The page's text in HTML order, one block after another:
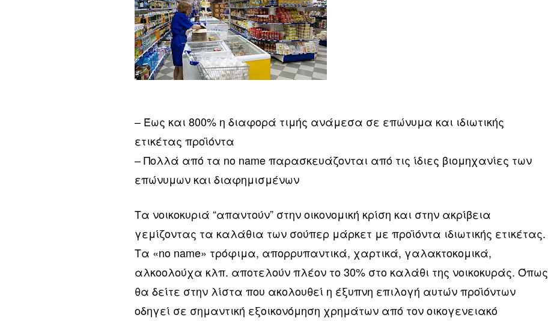
– Έως και 800% η διαφορά τιμής ανάμεσα σε επώνυμα και ιδιωτικής
ετικέτας προϊόντα
– Πολλά από τα no name παρασκευάζονται από τις ίδιες βιομηχανίες των
επώνυμων και διαφημισμένων
Τα νοικοκυριά “απαντούν” στην οικονομική κρίση και στην ακρίβεια
γεμίζοντας τα καλάθια των σούπερ μάρκετ με προϊόντα ιδιωτικής ετικέτας.
Τα «no name» τρόφιμα, απορρυπαντικά, χαρτικά, γαλακτοκομικά,
αλκοολούχα κλπ. αποτελούν πλέον το 30% στο καλάθι της νοικοκυράς. Όπως
θα δείτε στην λίστα που ακολουθεί η έξυπνη επιλογή αυτών προϊόντων
οδηγεί σε σημαντική εξοικονόμηση χρημάτων από τον οικογενειακό